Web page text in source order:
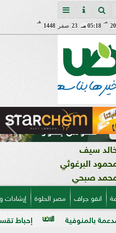
مـ
05:18 مـ 23 صفر 1448
هـ
سيف
البرغوثي
صبحي
انفو جراف مصر الحلوة
إحباط تقسيم قطعة أرض على مساحة 2000